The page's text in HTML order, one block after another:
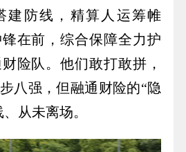
建防线，精算人运筹帷
在前，综合保障全力护
险队。他们敢打敢拼，
八强，但融通财险的“隐
从未离场。